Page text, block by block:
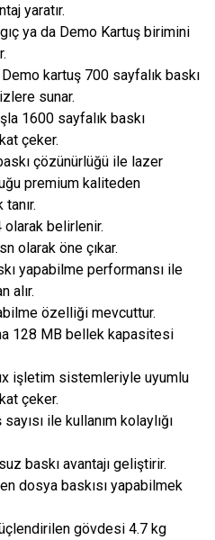
yaratır.
ya da Demo Kartuş birimini
kartuş 700 sayfalık baskı
sunar.
1600 sayfalık baskı
çeker.
çözünürlüğü ile lazer
premium kaliteden
olarak belirlenir.
olarak öne çıkar.
yapabilme performansı ile
alır.
özelliği mevcuttur.
128 MB bellek kapasitesi
işletim sistemleriyle uyumlu
çeker.
ile kullanım kolaylığı
baskı avantajı geliştirir.
dosya baskısı yapabilmek
gövdesi 4.7 kg